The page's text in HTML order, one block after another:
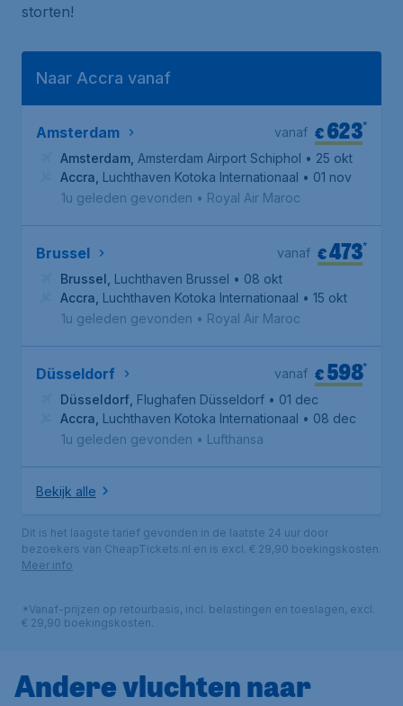
storten!
Naar Accra vanaf
Amsterdam €623*
vanaf
Amsterdam Amsterdam Airport Schiphol • 25 okt
Accra Luchthaven Kotoka Internationaal • 01 nov
1u geleden gevonden • Royal Air Maroc
Brussel €473*
vanaf
Brussel Luchthaven Brussel • 08 okt
Accra Luchthaven Kotoka Internationaal • 15 okt
1u geleden gevonden • Royal Air Maroc
Düsseldorf €598*
vanaf
Düsseldorf Flughafen Düsseldorf • 01 dec
Accra Luchthaven Kotoka Internationaal • 08 dec
1u geleden gevonden • Lufthansa
Bekijk alle
Dit is het laagste tarief gevonden in de laatste 24 uur door
bezoekers van CheapTickets.nl en is excl. € 29,90 boekingskosten.
Meer info
*Vanaf-prijzen op retourbasis, incl. belastingen en toeslagen, excl.
€ 29,90 boekingskosten.
Andere vluchten naar